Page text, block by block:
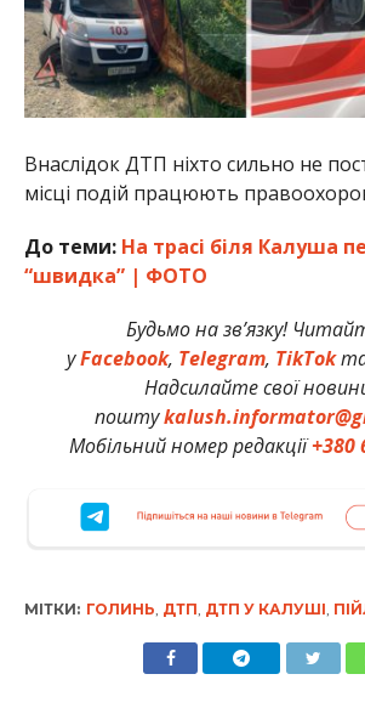
Внаслідок ДТП ніхто сильно не
місці подій працюють
До теми: На трасі біля Калуша
“швидка” | ФОТО
Будьмо на зв’язку!
уFacebook, Telegram, TikTok
Надсилайте свої
пошту
Мобільний номер редакції+380
МІТКИ: ГОЛИНЬ, ДТП, ДТП У КАЛУШІ,